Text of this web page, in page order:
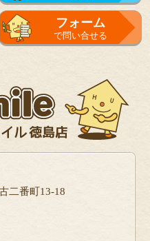
フォーム
で問い合せる
二番町13-18